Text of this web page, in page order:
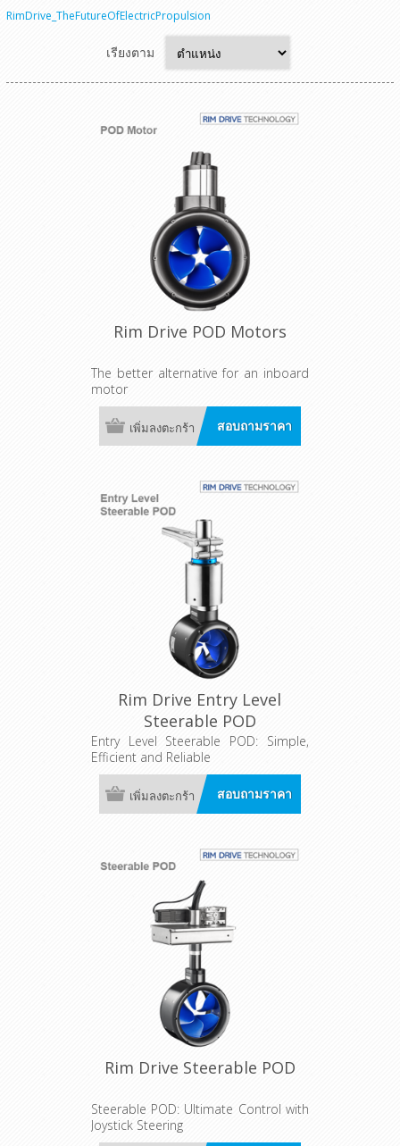
RimDrive_TheFutureOfElectricPropulsion
เรียงตาม
Rim Drive POD Motors
The better alternative for an inboard
motor
สอบถามราคา
เพิ่มลงตะกร้า
Rim Drive Entry Level
Steerable POD
Entry Level Steerable POD: Simple,
Efficient and Reliable
สอบถามราคา
เพิ่มลงตะกร้า
Rim Drive Steerable POD
Steerable POD: Ultimate Control with
Joystick Steering